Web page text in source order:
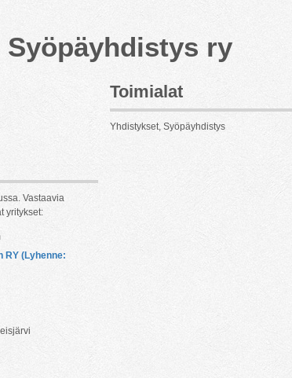
Syöpäyhdistys ry
Vastaavia
yritykset:
RY (Lyhenne:
Toimialat
Yhdistykset, Syöpäyhdistys